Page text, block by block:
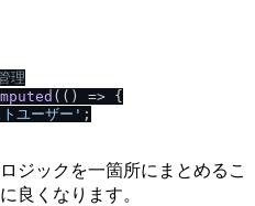
理
( () => {
ユーザー' ;
ジックを一箇所にまとめるこ
良くなります。